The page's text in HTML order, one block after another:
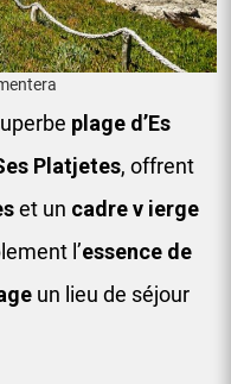
plage d’Es
Platjetes, offrent
et un cadre v ierge
l’essence de
un lieu de séjour